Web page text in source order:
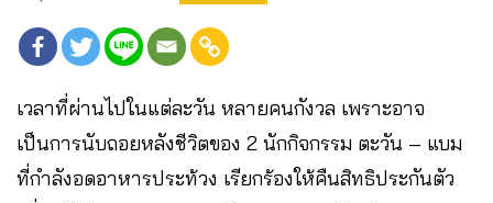
เวลาที่ผ่านไปในแต่ละวัน หลายคนกังวล เพราะอาจ
เป็นการนับถอยหลังชีวิตของ 2 นักกิจกรรม ตะวัน – แบม
ที่กำลังอดอาหารประท้วง เรียกร้องให้คืนสิทธิประกันตัว